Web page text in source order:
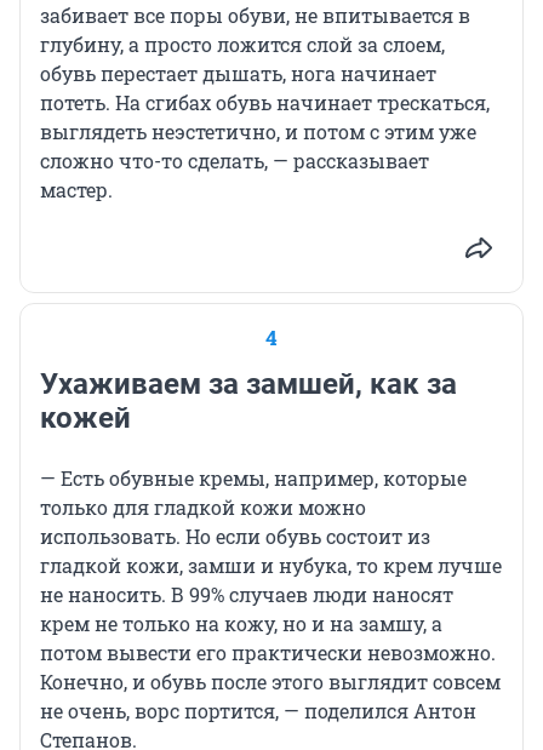
забивает все поры обуви, не впитывается в
глубину, а просто ложится слой за слоем,
обувь перестает дышать, нога начинает
потеть. На сгибах обувь начинает трескаться,
выглядеть неэстетично, и потом с этим уже
сложно что-то сделать, — рассказывает
мастер.
4
Ухаживаем за замшей, как за
кожей
— Есть обувные кремы, например, которые
только для гладкой кожи можно
использовать. Но если обувь состоит из
гладкой кожи, замши и нубука, то крем лучше
не наносить. В 99% случаев люди наносят
крем не только на кожу, но и на замшу, а
потом вывести его практически невозможно.
Конечно, и обувь после этого выглядит совсем
не очень, ворс портится, — поделился Антон
Степанов.